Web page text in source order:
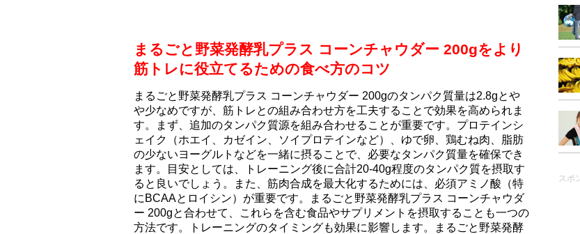
まるごと野菜発酵乳プラス コーンチャウダー 200gをより
筋トレに役立てるための食べ方のコツ
まるごと野菜発酵乳プラス コーンチャウダー 200gのタンパク質量は2.8gとや
や少なめですが、筋トレとの組み合わせ方を工夫することで効果を高められま
す。まず、追加のタンパク質源を組み合わせることが重要です。プロテインシ
ェイク（ホエイ、カゼイン、ソイプロテインなど）、ゆで卵、鶏むね肉、脂肪
の少ないヨーグルトなどを一緒に摂ることで、必要なタンパク質量を確保でき
ます。目安としては、トレーニング後に合計20-40g程度のタンパク質を摂取す
ると良いでしょう。また、筋肉合成を最大化するためには、必須アミノ酸（特
にBCAAとロイシン）が重要です。まるごと野菜発酵乳プラス コーンチャウダ
ー 200gと合わせて、これらを含む食品やサプリメントを摂取することも一つの
方法です。トレーニングのタイミングも効果に影響します。まるごと野菜発酵
スポ